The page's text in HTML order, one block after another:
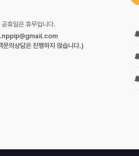
휴일은 휴무입니다.
문의상담은 진행하지 않습니다.)